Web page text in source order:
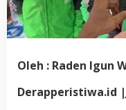
Oleh : Raden Igun
Derapperistiwa.id